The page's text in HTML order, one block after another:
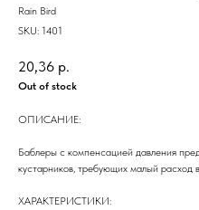
Rain Bird
SKU: 1401
20,36 р.
Out of stock
ОПИСАНИЕ:
Баблеры с компенсацией давления
кустарников, требующих малый расход
ХАРАКТЕРИСТИКИ: